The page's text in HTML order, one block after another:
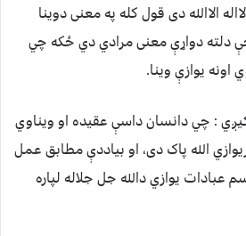
الاالله دی قول کله په معنی دوينا
دلته دواړې معنی مرادي دي ځکه چي
اونه يوازې وينا.
: چي دانسان داسې عقيده او ويناوي
الله پاک دی، او بياددې مطابق عمل
يوازي دالله جل جلاله لپاره